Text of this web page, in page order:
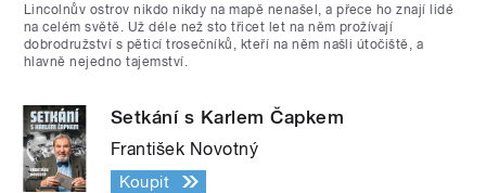
Lincolnův ostrov nikdo nikdy na mapě nenašel, a přece ho znají lidé
na celém světě. Už déle než sto třicet let na něm prožívají
dobrodružství s pěticí trosečníků, kteří na něm našli útočiště, a
hlavně nejedno tajemství.
Setkání s Karlem Čapkem
František Novotný
Koupit